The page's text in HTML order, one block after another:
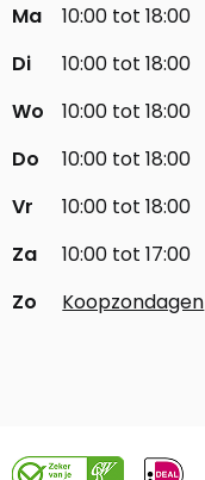
Ma
10:00 tot 18:00
Di
10:00 tot 18:00
Wo
10:00 tot 18:00
Do
10:00 tot 18:00
Vr
10:00 tot 18:00
Za
10:00 tot 17:00
Zo
Koopzondagen